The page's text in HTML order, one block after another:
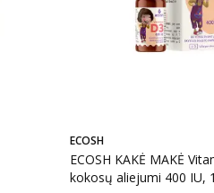
ECOSH
ECOSH KAKĖ MAKĖ
kokosų aliejumi 400 IU,